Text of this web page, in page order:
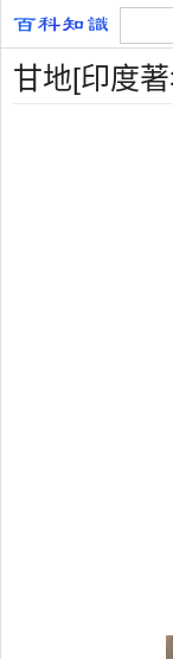
甘地[印度